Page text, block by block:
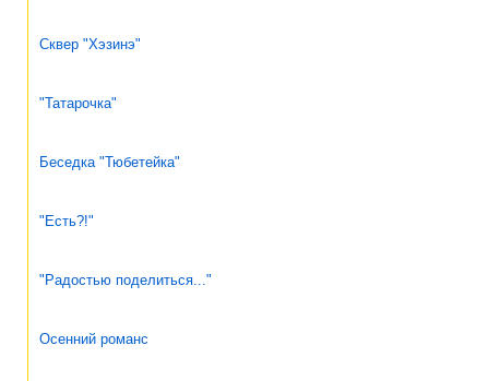
Сквер "Хэзинэ"
"Татарочка"
Беседка "Тюбетейка"
"Есть?!"
"Радостью поделиться..."
Осенний романс